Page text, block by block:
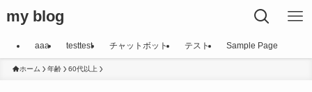
my blog
aaa testtest チャットボット テスト Sample Page
ホーム 年齢 60代以上